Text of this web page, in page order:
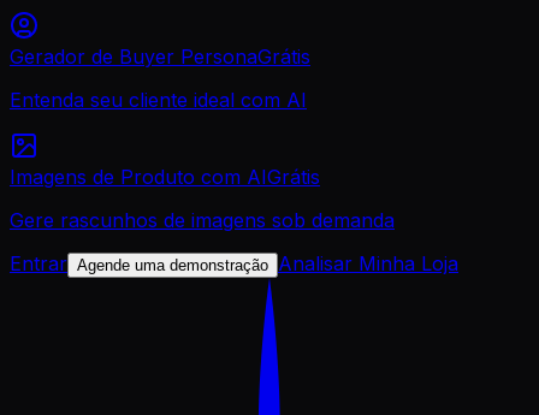
Gerador de Buyer PersonaGrátis
Entenda seu cliente ideal com AI
Imagens de Produto com AIGrátis
Gere rascunhos de imagens sob demanda
Entrar Agende uma demonstração Analisar Minha Loja